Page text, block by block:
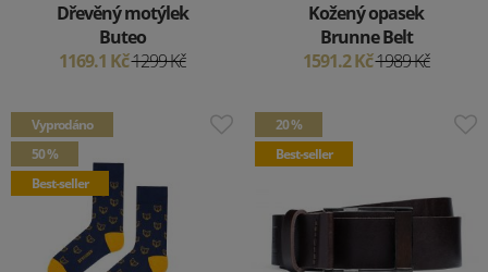
Dřevěný motýlek
Buteo
1169.1 Kč1299 Kč
Kožený opasek
Brunne Belt
1591.2 Kč1989 Kč
Vyprodáno
50 %
Best-seller
20 %
Best-seller